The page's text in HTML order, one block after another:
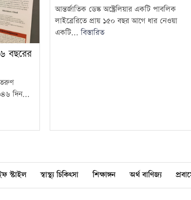
বছরের
তরুণ
দিন...
আন্তর্জাতিক ডেস্ক অস্ট্রেলিয়ার একটি পাবলিক
লাইব্রেরিতে প্রায় ১৫০ বছর আগে ধার নেওয়া
একটি...বিস্তারিত
স্টাইল স্বাস্থ্য চিকিৎসা শিক্ষাঙ্গন অর্থ বাণিজ্য